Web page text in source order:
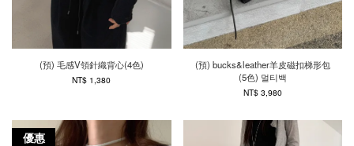
(預) 毛感V領針織背心(4色)
NT$ 1,380
(預) bucks&leather羊皮磁扣梯形包
(5色) 멀티백
NT$ 3,980
優惠